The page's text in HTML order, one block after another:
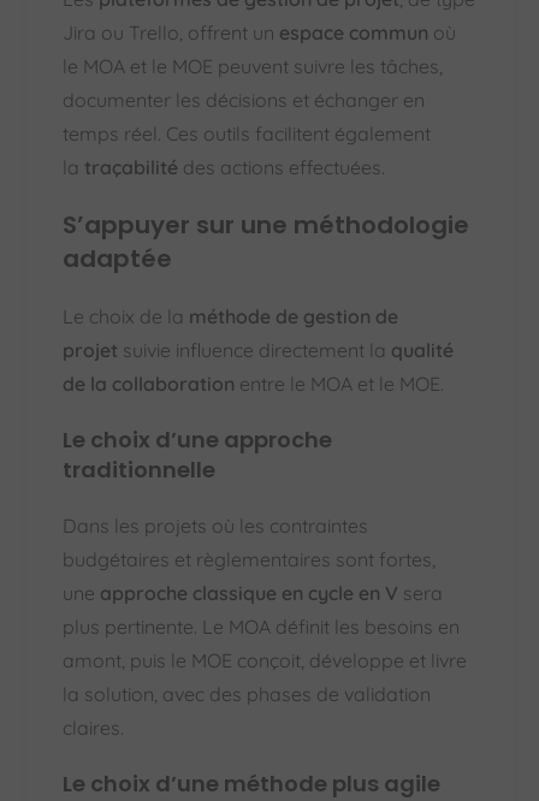
Jira ou Trello, offrent un espace commun où
le MOA et le MOE peuvent suivre les tâches,
documenter les décisions et échanger en
temps réel. Ces outils facilitent également
latraçabilité des actions effectuées.
S’appuyer sur une méthodologie
adaptée
Le choix de la méthode de gestion de
projet suivie influence directement la qualité
de la collaboration entre le MOA et le MOE.
Le choix d’une approche
traditionnelle
Dans les projets où les contraintes
budgétaires et règlementaires sont fortes,
une approche classique en cycle en V sera
plus pertinente. Le MOA définit les besoins en
amont, puis le MOE conçoit, développe et livre
la solution, avec des phases de validation
claires.
Le choix d’une méthode plus agile